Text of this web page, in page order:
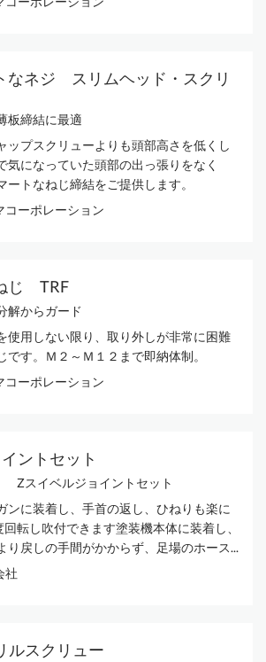
なネジ スリムヘッド・スクリ
板締結に最適
ップスクリューよりも頭部高さを低くし
気になっていた頭部の出っ張りをなく
ートなねじ締結をご提供します。
コーポレーション
じ TRF
解からガード
使用しない限り、取り外しが非常に困難
です。Ｍ２～Ｍ１２まで即納体制。
コーポレーション
ントセット
Zスイベルジョイントセット
ンに装着し、手首の返し、ひねりも楽に
回転し吹付できます塗装機本体に装着し、
り戻しの手間がかからず、足場のホース...
社
ルスクリュー